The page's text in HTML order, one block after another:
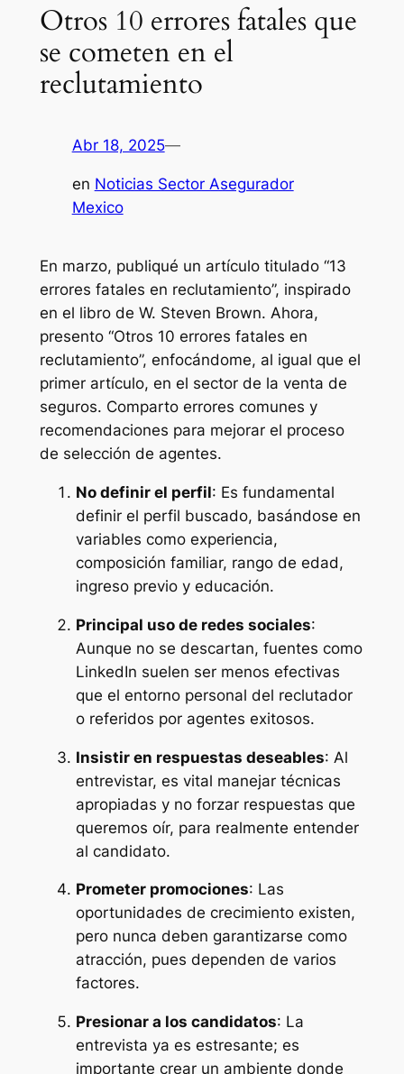
Otros 10 errores fatales que
se cometen en el
reclutamiento
Abr 18, 2025—
en Noticias Sector Asegurador
Mexico
En marzo, publiqué un artículo titulado “13
errores fatales en reclutamiento”, inspirado
en el libro de W. Steven Brown. Ahora,
presento “Otros 10 errores fatales en
reclutamiento”, enfocándome, al igual que el
primer artículo, en el sector de la venta de
seguros. Comparto errores comunes y
recomendaciones para mejorar el proceso
de selección de agentes.
No definir el perfil: Es fundamental
definir el perfil buscado, basándose en
variables como experiencia,
composición familiar, rango de edad,
ingreso previo y educación.
Principal uso de redes sociales:
Aunque no se descartan, fuentes como
LinkedIn suelen ser menos efectivas
que el entorno personal del reclutador
o referidos por agentes exitosos.
Insistir en respuestas deseables: Al
entrevistar, es vital manejar técnicas
apropiadas y no forzar respuestas que
queremos oír, para realmente entender
al candidato.
Prometer promociones: Las
oportunidades de crecimiento existen,
pero nunca deben garantizarse como
atracción, pues dependen de varios
factores.
Presionar a los candidatos: La
entrevista ya es estresante; es
importante crear un ambiente donde